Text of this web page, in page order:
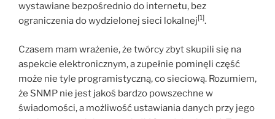
wystawiane bezpośrednio do internetu, bez
ograniczenia do wydzielonej sieci lokalnej[1].
Czasem mam wrażenie, że twórcy zbyt skupili się na
aspekcie elektronicznym, a zupełnie pominęli część
może nie tyle programistyczną, co sieciową. Rozumiem,
że SNMP nie jest jakoś bardzo powszechne w
świadomości, a możliwość ustawiania danych przy jego